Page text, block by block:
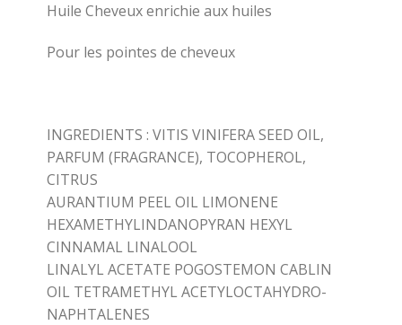
Huile Cheveux enrichie aux huiles
Pour les pointes de cheveux
INGREDIENTS : VITIS VINIFERA SEED OIL,
PARFUM (FRAGRANCE), TOCOPHEROL,
CITRUS
AURANTIUM PEEL OIL LIMONENE
HEXAMETHYLINDANOPYRAN HEXYL
CINNAMAL LINALOOL
LINALYL ACETATE POGOSTEMON CABLIN
OIL TETRAMETHYL ACETYLOCTAHYDRO-
NAPHTALENES